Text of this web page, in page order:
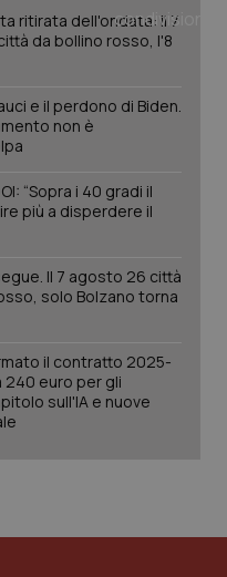
ritirata dell'ondata: il 7
da bollino rosso, l'8
e il perdono di Biden.
non è
“Sopra i 40 gradi il
più a disperdere il
Il 7 agosto 26 città
solo Bolzano torna
il contratto 2025-
240 euro per gli
sull'IA e nuove
www.quotidianosanita.it
.quotidianosanita.it